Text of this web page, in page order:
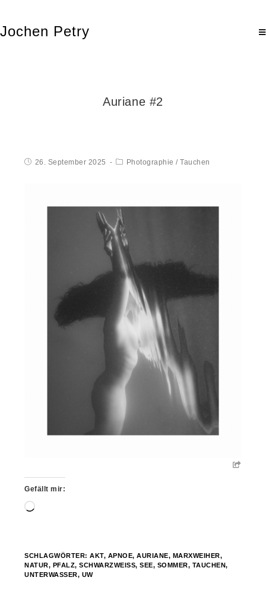
Jochen Petry
Auriane #2
26. September 2025 Photographie /Tauchen
Gefällt mir:
Wird
SCHLAGWÖRTER:AKT, APNOE,AURIANE, MARXWEIHER,
NATUR, PFALZ,SCHWARZWEISS ,SEE, SOMMER, TAUCHEN,
UNTERWASSER, UW